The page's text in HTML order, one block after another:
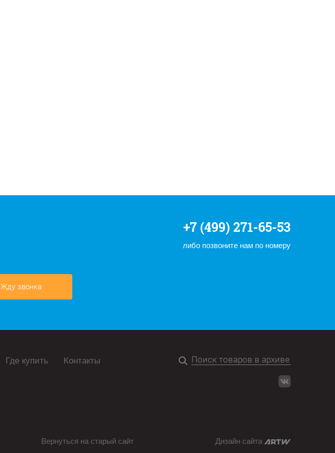
+7 (499) 271-65-53
либо позвоните нам по номеру
Жду звонка
Где купить Контакты
Вернуться на старый сайт Дизайн сайта